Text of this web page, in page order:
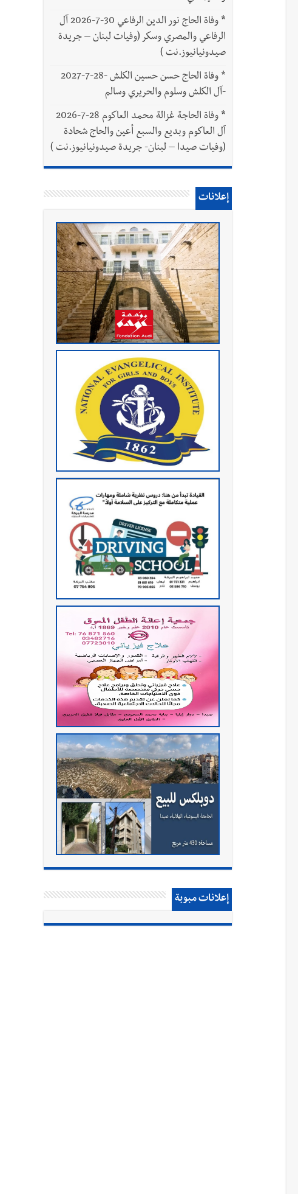
*
وفاة الحاج نور الدين الرفاعي 30-7-2026 آل
الرفاعي والمصري وسكر (وفيات لبنان – جريدة
صيدونيانيوز.نت )
*
وفاة الحاج حسن حسين الكلش -28-7-2027
-آل الكلش وسلوم والحريري وسالم
*
وفاة الحاجة غزالة محمد العاكوم 28-7-2026
آل العاكوم وبديع والسبع أعين والحاج شحادة
(وفيات صيدا – لبنان- جريدة صيدونيانيوز.نت )
إعلانات
إعلانات مبوبة